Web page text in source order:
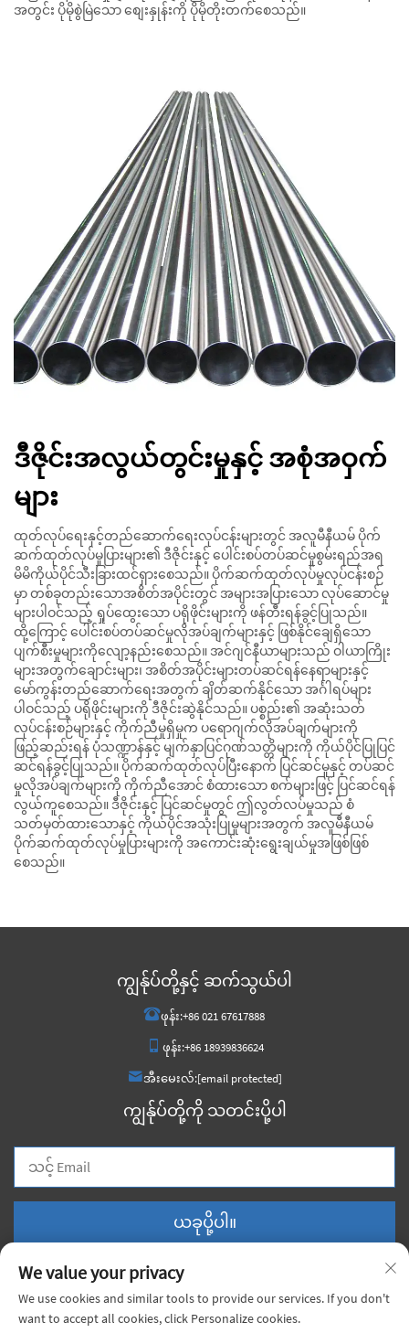
အတွင်း ပိုမိုစွဲမြဲသော စျေးနှုန်းကို ပိုမိုတိုးတက်စေသည်။
ဒီဇိုင်းအလွယ်တွင်းမှုနှင့် အစုံအဝှက်
များ
ထုတ်လုပ်ရေးနှင့်တည်ဆောက်ရေးလုပ်ငန်းများတွင် အလူမီနီယမ် ပိုက်
ဆက်ထုတ်လုပ်မှုပြားများ၏ ဒီဇိုင်းနှင့် ပေါင်းစပ်တပ်ဆင်မှုစွမ်းရည်အရ
မိမိကိုယ်ပိုင်သီးခြားထင်ရှားစေသည်။ ပိုက်ဆက်ထုတ်လုပ်မှုလုပ်ငန်းစဉ်
မှာ တစ်ခုတည်းသောအစိတ်အပိုင်းတွင် အများအပြားသော လုပ်ဆောင်မှု
များပါဝင်သည့် ရှုပ်ထွေးသော ပရိုဖိုင်းများကို ဖန်တီးရန်ခွင့်ပြုသည်။
ထို့ကြောင့် ပေါင်းစပ်တပ်ဆင်မှုလိုအပ်ချက်များနှင့် ဖြစ်နိုင်ချေရှိသော
ပျက်စီးမှုများကိုလျော့နည်းစေသည်။ အင်ဂျင်နီယာများသည် ဝါယာကြိုး
များအတွက်ချောင်းများ၊ အစိတ်အပိုင်းများတပ်ဆင်ရန်နေရာများနှင့်
မော်ကွန်းတည်ဆောက်ရေးအတွက် ချိတ်ဆက်နိုင်သော အင်္ဂါရပ်များ
ပါဝင်သည့် ပရိုဖိုင်းများကို ဒီဇိုင်းဆွဲနိုင်သည်။ ပစ္စည်း၏ အဆုံးသတ်
လုပ်ငန်းစဉ်များနှင့် ကိုက်ညီမှုရှိမှုက ပရောဂျက်လိုအပ်ချက်များကို
ဖြည့်ဆည်းရန် ပုံသဏ္ဍာန်နှင့် မျက်နှာပြင်ဂုဏ်သတ္တိများကို ကိုယ်ပိုင်ပြုပြင်
ဆင်ရန်ခွင့်ပြုသည်။ ပိုက်ဆက်ထုတ်လုပ်ပြီးနောက် ပြင်ဆင်မှုနှင့် တပ်ဆင်
မှုလိုအပ်ချက်များကို ကိုက်ညီအောင် စံထားသော စက်များဖြင့် ပြင်ဆင်ရန်
လွယ်ကူစေသည်။ ဒီဇိုင်းနှင့် ပြင်ဆင်မှုတွင် ဤလွတ်လပ်မှုသည် စံ
သတ်မှတ်ထားသောနှင့် ကိုယ်ပိုင်အသုံးပြုမှုများအတွက် အလူမီနီယမ်
ပိုက်ဆက်ထုတ်လုပ်မှုပြားများကို အကောင်းဆုံးရွေးချယ်မှုအဖြစ်ဖြစ်
စေသည်။
ကျွန်ုပ်တို့နှင့် ဆက်သွယ်ပါ
ဖုန်း:+86 021 67617888
ဖုန်း:+86 18939836624
အီးမေးလ်:[email protected]
ကျွန်ုပ်တို့ကို သတင်းပို့ပါ
ယခုပို့ပါ။
We value your privacy
We use cookies and similar tools to provide our services. If you don't
want to accept all cookies, click Personalize cookies.